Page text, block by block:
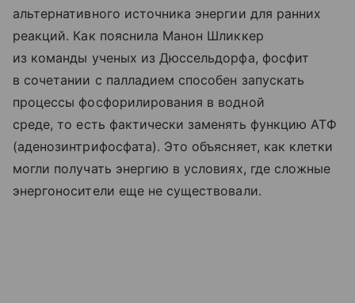
альтернативного источника энергии для ранних
реакций. Как пояснила Манон Шликкер
из команды ученых из Дюссельдорфа, фосфит
в сочетании с палладием способен запускать
процессы фосфорилирования в водной
среде, то есть фактически заменять функцию АТФ
(аденозинтрифосфата). Это объясняет, как клетки
могли получать энергию в условиях, где сложные
энергоносители еще не существовали.